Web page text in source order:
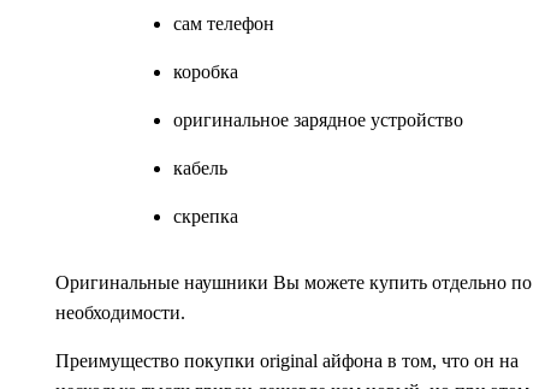
сам телефон
коробка
оригинальное зарядное устройство
кабель
скрепка
Оригинальные наушники Вы можете купить отдельно по
необходимости.
Преимущество покупки original айфона в том, что он на